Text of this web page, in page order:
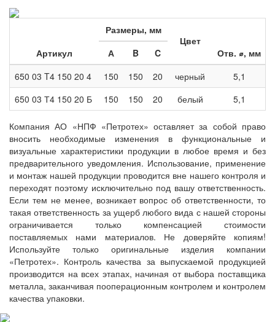
Артикул
Размеры, мм
Цвет
Отв. ⌀, мм
А B
C
650 03 T4 150 20 4
150 150 20 черный
5,1
650 03 Т4 150 20 Б
150 150 20 белый 5,1
Компания АО «НПФ «Петротех» оставляет за собой право
вносить необходимые изменения в функциональные и
визуальные характеристики продукции в любое время и без
предварительного уведомления. Использование, применение
и монтаж нашей продукции проводится вне нашего контроля и
переходят поэтому исключительно под вашу ответственность.
Если тем не менее, возникает вопрос об ответственности, то
такая ответственность за ущерб любого вида с нашей стороны
ограничивается только компенсацией стоимости
поставляемых нами материалов. Не доверяйте копиям!
Используйте только оригинальные изделия компании
«Петротех». Контроль качества за выпускаемой продукцией
производится на всех этапах, начиная от выбора поставщика
металла, заканчивая пооперационным контролем и контролем
качества упаковки.